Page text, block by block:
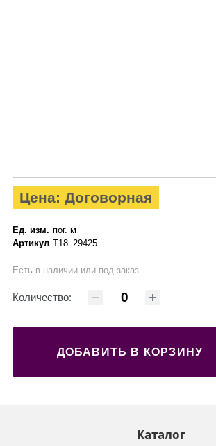
Цена: Договорная
Ед. изм. пог. м
Артикул Т18_29425
Есть в наличии или под заказ
Количество:
ДОБАВИТЬ В КОРЗИНУ
Каталог